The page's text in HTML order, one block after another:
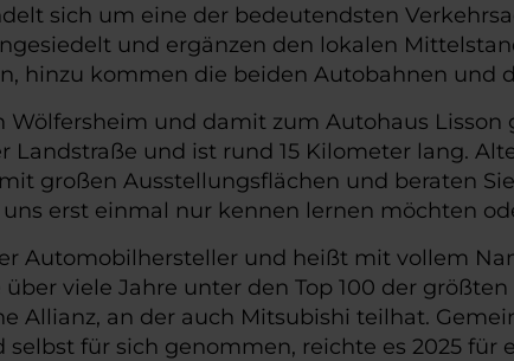
sich um eine der bedeutendsten
und ergänzen den lokalen
hinzu kommen die beiden Autobahnen und
Wölfersheim und damit zum Autohaus
Landstraße und ist rund 15 Kilometer lang.
großen Ausstellungsflächen und beraten
erst einmal nur kennen lernen möchten
Automobilhersteller und heißt mit vollem
viele Jahre unter den Top 100 der
Allianz, an der auch Mitsubishi teilhat.
für sich genommen, reichte es 2025 für